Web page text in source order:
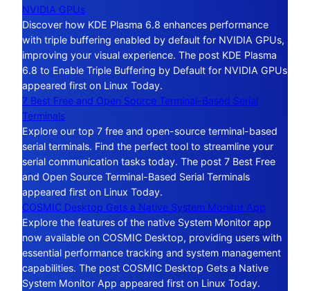
NVIDIA GPUs
Discover how KDE Plasma 6.8 enhances performance
with triple buffering enabled by default for NVIDIA GPUs,
improving your visual experience. The post KDE Plasma
6.8 to Enable Triple Buffering by Default for NVIDIA GPUs
appeared first on Linux Today.
7 Best Free and Open Source Terminal-Based Serial
Terminals
Explore our top 7 free and open-source terminal-based
serial terminals. Find the perfect tool to streamline your
serial communication tasks today. The post 7 Best Free
and Open Source Terminal-Based Serial Terminals
appeared first on Linux Today.
COSMIC Desktop Gets a Native System Monitor App
Explore the features of the native System Monitor app
now available on COSMIC Desktop, providing users with
essential performance tracking and system management
capabilities. The post COSMIC Desktop Gets a Native
System Monitor App appeared first on Linux Today.